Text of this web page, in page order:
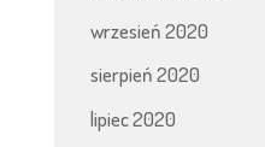
wrzesień 2020
sierpień 2020
lipiec 2020